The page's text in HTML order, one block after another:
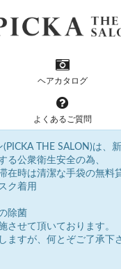
ヘアカタログ
よくあるご質問
(PICKA THE SALON)は、
る公衆衛生安全の為、
在時は清潔な手袋の無料
ク着用
除菌
させて頂いております。
ますが、何とぞご了承下